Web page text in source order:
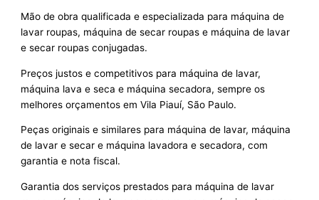
Mão de obra qualificada e especializada para máquina de
lavar roupas, máquina de secar roupas e máquina de lavar
e secar roupas conjugadas.
Preços justos e competitivos para máquina de lavar,
máquina lava e seca e máquina secadora, sempre os
melhores orçamentos em Vila Piauí, São Paulo.
Peças originais e similares para máquina de lavar, máquina
de lavar e secar e máquina lavadora e secadora, com
garantia e nota fiscal.
Garantia dos serviços prestados para máquina de lavar